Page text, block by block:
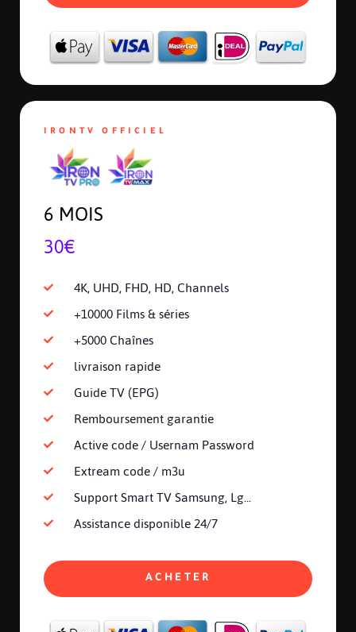
IRONTV OFFICIEL
6 MOIS
30€
4K, UHD, FHD, HD, Channels
+10000 Films & séries
+5000 Chaînes
livraison rapide
Guide TV (EPG)
Remboursement garantie
Active code / Usernam Password
Extream code / m3u
Support Smart TV Samsung, Lg...
Assistance disponible 24/7
ACHETER